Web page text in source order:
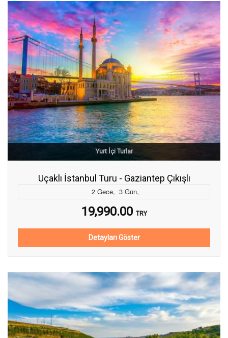
Yurt İçi Turlar
Uçaklı İstanbul Turu - Gaziantep Çıkışlı
2 Gece, 3 Gün,
19,990.00 TRY
Detayları Göster